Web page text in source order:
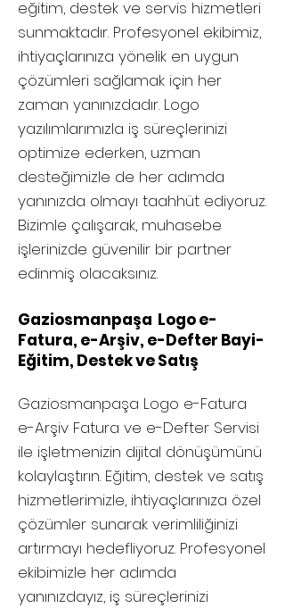
eğitim, destek ve servis hizmetleri
sunmaktadır. Profesyonel ekibimiz,
ihtiyaçlarınıza yönelik en uygun
çözümleri sağlamak için her
zaman yanınızdadır. Logo
yazılımlarımızla iş süreçlerinizi
optimize ederken, uzman
desteğimizle de her adımda
yanınızda olmayı taahhüt ediyoruz.
Bizimle çalışarak, muhasebe
işlerinizde güvenilir bir partner
edinmiş olacaksınız.
Gaziosmanpaşa Logo e-
Fatura, e-Arşiv, e-Defter Bayi-
Eğitim, Destek ve Satış
Gaziosmanpaşa Logo e-Fatura
e-Arşiv Fatura ve e-Defter Servisi
ile işletmenizin dijital dönüşümünü
kolaylaştırın. Eğitim, destek ve satış
hizmetlerimizle, ihtiyaçlarınıza özel
çözümler sunarak verimliliğinizi
artırmayı hedefliyoruz. Profesyonel
ekibimizle her adımda
yanınızdayız, iş süreçlerinizi